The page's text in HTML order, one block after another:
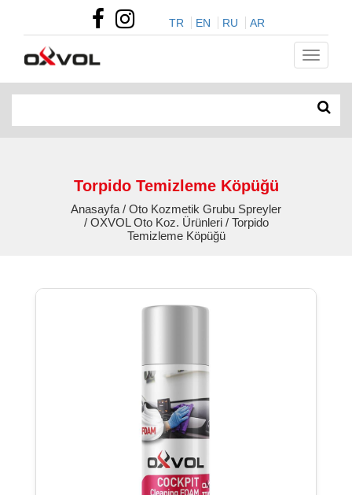
TR EN RU AR
Torpido Temizleme Köpüğü
Anasayfa / Oto Kozmetik Grubu Spreyler
/ OXVOL Oto Koz. Ürünleri / Torpido
Temizleme Köpüğü